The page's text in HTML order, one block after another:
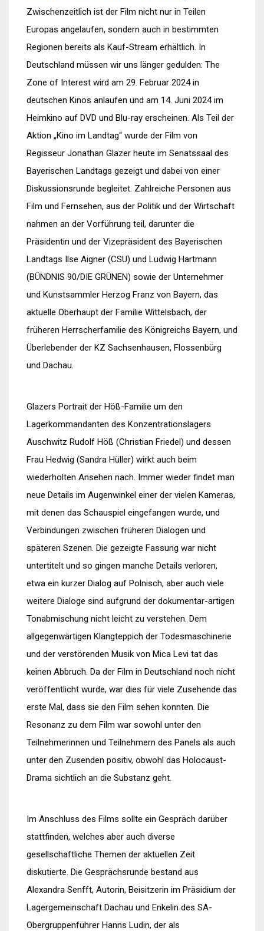
Zwischenzeitlich ist der Film nicht nur in Teilen
Europas angelaufen, sondern auch in bestimmten
Regionen bereits als Kauf-Stream erhältlich. In
Deutschland müssen wir uns länger gedulden: The
Zone of Interest wird am 29. Februar 2024 in
deutschen Kinos anlaufen und am 14. Juni 2024 im
Heimkino auf DVD und Blu-ray erscheinen. Als Teil der
Aktion „Kino im Landtag“ wurde der Film von
Regisseur Jonathan Glazer heute im Senatssaal des
Bayerischen Landtags gezeigt und dabei von einer
Diskussionsrunde begleitet. Zahlreiche Personen aus
Film und Fernsehen, aus der Politik und der Wirtschaft
nahmen an der Vorführung teil, darunter die
Präsidentin und der Vizepräsident des Bayerischen
Landtags Ilse Aigner (CSU) und Ludwig Hartmann
(BÜNDNIS 90/DIE GRÜNEN) sowie der Unternehmer
und Kunstsammler Herzog Franz von Bayern, das
aktuelle Oberhaupt der Familie Wittelsbach, der
früheren Herrscherfamilie des Königreichs Bayern, und
Überlebender der KZ Sachsenhausen, Flossenbürg
und Dachau.
Glazers Portrait der Höß-Familie um den
Lagerkommandanten des Konzentrationslagers
Auschwitz Rudolf Höß (Christian Friedel) und dessen
Frau Hedwig (Sandra Hüller) wirkt auch beim
wiederholten Ansehen nach. Immer wieder findet man
neue Details im Augenwinkel einer der vielen Kameras,
mit denen das Schauspiel eingefangen wurde, und
Verbindungen zwischen früheren Dialogen und
späteren Szenen. Die gezeigte Fassung war nicht
untertitelt und so gingen manche Details verloren,
etwa ein kurzer Dialog auf Polnisch, aber auch viele
weitere Dialoge sind aufgrund der dokumentar-artigen
Tonabmischung nicht leicht zu verstehen. Dem
allgegenwärtigen Klangteppich der Todesmaschinerie
und der verstörenden Musik von Mica Levi tat das
keinen Abbruch. Da der Film in Deutschland noch nicht
veröffentlicht wurde, war dies für viele Zusehende das
erste Mal, dass sie den Film sehen konnten. Die
Resonanz zu dem Film war sowohl unter den
Teilnehmerinnen und Teilnehmern des Panels als auch
unter den Zusenden positiv, obwohl das Holocaust-
Drama sichtlich an die Substanz geht.
Im Anschluss des Films sollte ein Gespräch darüber
stattfinden, welches aber auch diverse
gesellschaftliche Themen der aktuellen Zeit
diskutierte. Die Gesprächsrunde bestand aus
Alexandra Senfft, Autorin, Beisitzerin im Präsidium der
Lagergemeinschaft Dachau und Enkelin des SA-
Obergruppenführer Hanns Ludin, der als